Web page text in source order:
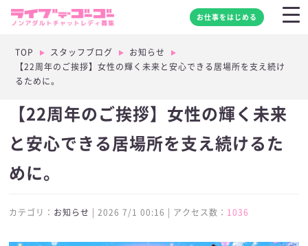
お仕事をはじめる
TOP スタッフブログ
お知らせ
【22周年のご挨拶】女性の輝く未来と安心できる居場所を支え続け
るために。
【22周年のご挨拶】女性の輝く未来
と安心できる居場所を支え続けるた
めに。
カテゴリ： お知らせ | 2026 7/1 00:16 | アクセス数： 1036